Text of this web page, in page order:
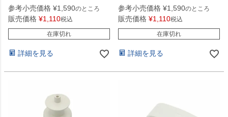
参考小売価格 ¥1,590のところ
販売価格 ¥1,110税込
在庫切れ
詳細を見る
参考小売価格 ¥1,590のところ
販売価格 ¥1,110税込
在庫切れ
詳細を見る